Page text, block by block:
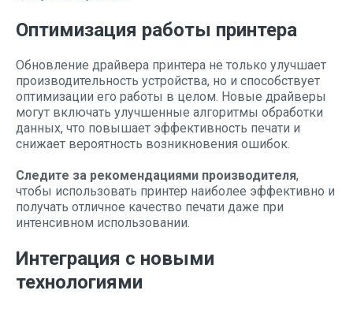
Оптимизация работы принтера
Обновление драйвера принтера не только улучшает
производительность устройства, но и способствует
оптимизации его работы в целом. Новые драйверы
могут включать улучшенные алгоритмы обработки
данных, что повышает эффективность печати и
снижает вероятность возникновения ошибок.
Следите за рекомендациями производителя,
чтобы использовать принтер наиболее эффективно и
получать отличное качество печати даже при
интенсивном использовании.
Интеграция с новыми
технологиями